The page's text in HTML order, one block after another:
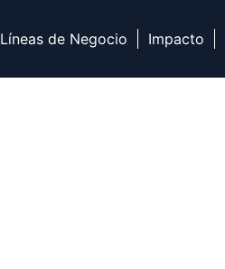
Líneas de Negocio Impacto